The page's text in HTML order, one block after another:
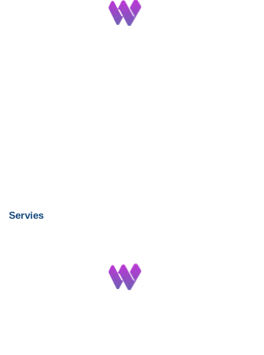
Servies